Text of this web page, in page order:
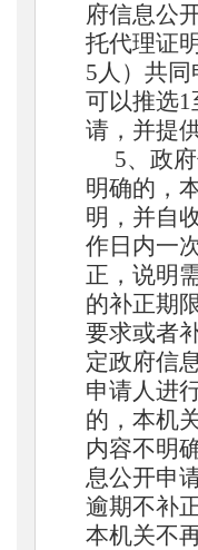
府信息公
托代理证
5人）共同
可以推选1
请，并提
5、政
明确的，
明，并自
作日内一
正，说明
的补正期
要求或者
定政府信
申请人进
的，本机
内容不明
息公开申
逾期不补
本机关不